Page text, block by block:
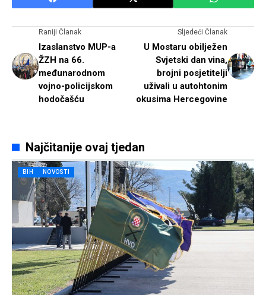
Raniji Članak
Izaslanstvo MUP-a
ŽZH na 66.
međunarodnom
vojno-policijskom
hodočašću
Sljedeći Članak
U Mostaru obilježen
Svjetski dan vina,
brojni posjetitelji
uživali u autohtonim
okusima Hercegovine
Najčitanije ovaj tjedan
BIH NOVOSTI